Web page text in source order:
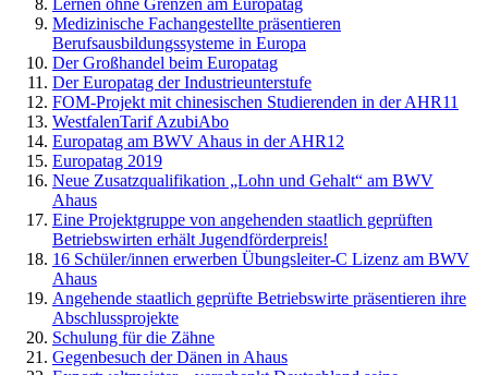
Lernen ohne Grenzen am Europatag
Medizinische Fachangestellte präsentieren
Berufsausbildungssysteme in Europa
Der Großhandel beim Europatag
Der Europatag der Industrieunterstufe
FOM-Projekt mit chinesischen Studierenden in der AHR11
WestfalenTarif AzubiAbo
Europatag am BWV Ahaus in der AHR12
Europatag 2019
Neue Zusatzqualifikation „Lohn und Gehalt“ am BWV
Ahaus
Eine Projektgruppe von angehenden staatlich geprüften
Betriebswirten erhält Jugendförderpreis!
16 Schüler/innen erwerben Übungsleiter-C Lizenz am BWV
Ahaus
Angehende staatlich geprüfte Betriebswirte präsentieren ihre
Abschlussprojekte
Schulung für die Zähne
Gegenbesuch der Dänen in Ahaus